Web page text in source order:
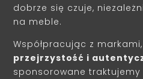
dobrze się czuje,
na meble.
Współpracując z
przejrzystość i
sponsorowane